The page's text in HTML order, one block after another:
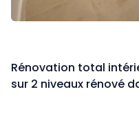
Rénovation total
sur 2 niveaux rénové